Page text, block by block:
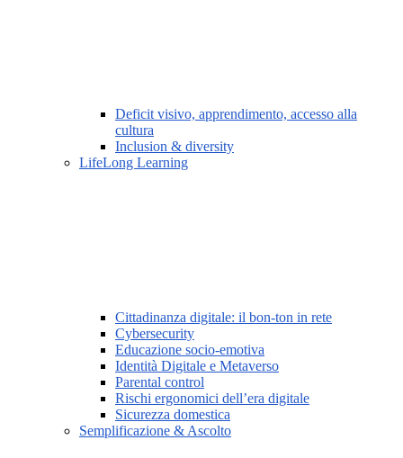
Deficit visivo, apprendimento, accesso alla
cultura
Inclusion & diversity
LifeLong Learning
Cittadinanza digitale: il bon-ton in rete
Cybersecurity
Educazione socio-emotiva
Identità Digitale e Metaverso
Parental control
Rischi ergonomici dell’era digitale
Sicurezza domestica
Semplificazione & Ascolto